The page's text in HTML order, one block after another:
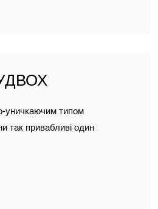
уничкаючим типом
так привабливі один